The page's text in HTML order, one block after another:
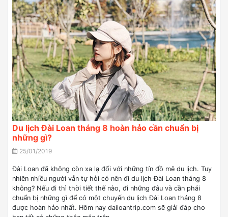
Du lịch Đài Loan tháng 8 hoàn hảo cần chuẩn bị
những gì?
25/01/2019
Đài Loan đã không còn xa lạ đối với những tín đồ mê du lịch. Tuy
nhiên nhiều người vẫn tự hỏi có nên đi du lịch Đài Loan tháng 8
không? Nếu đi thì thời tiết thế nào, đi những đâu và cần phải
chuẩn bị những gì để có một chuyến du lịch Đài Loan tháng 8
được hoàn hảo nhất. Hôm nay dailoantrip.com sẽ giải đáp cho